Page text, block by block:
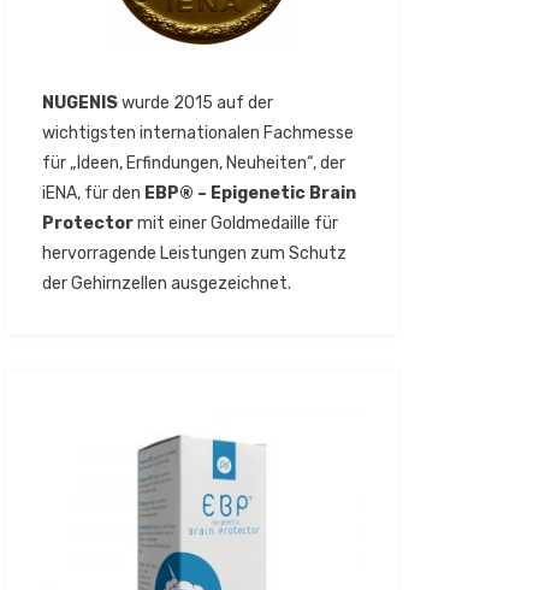
NUGENISwurde 2015 auf der
wichtigsten internationalen Fachmesse
für „Ideen, Erfindungen, Neuheiten“, der
iENA, für den EBP® – Epigenetic Brain
Protectormit einer Goldmedaille für
hervorragende Leistungen zum Schutz
der Gehirnzellen ausgezeichnet.